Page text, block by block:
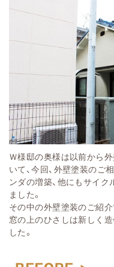
Ｗ様邸の奥様は以前から
いて、今回、外壁塗装のご
ンダの増築、 他にもサイク
ました。
その中の外壁塗装のご紹介
窓の上のひさしは新しく
した。